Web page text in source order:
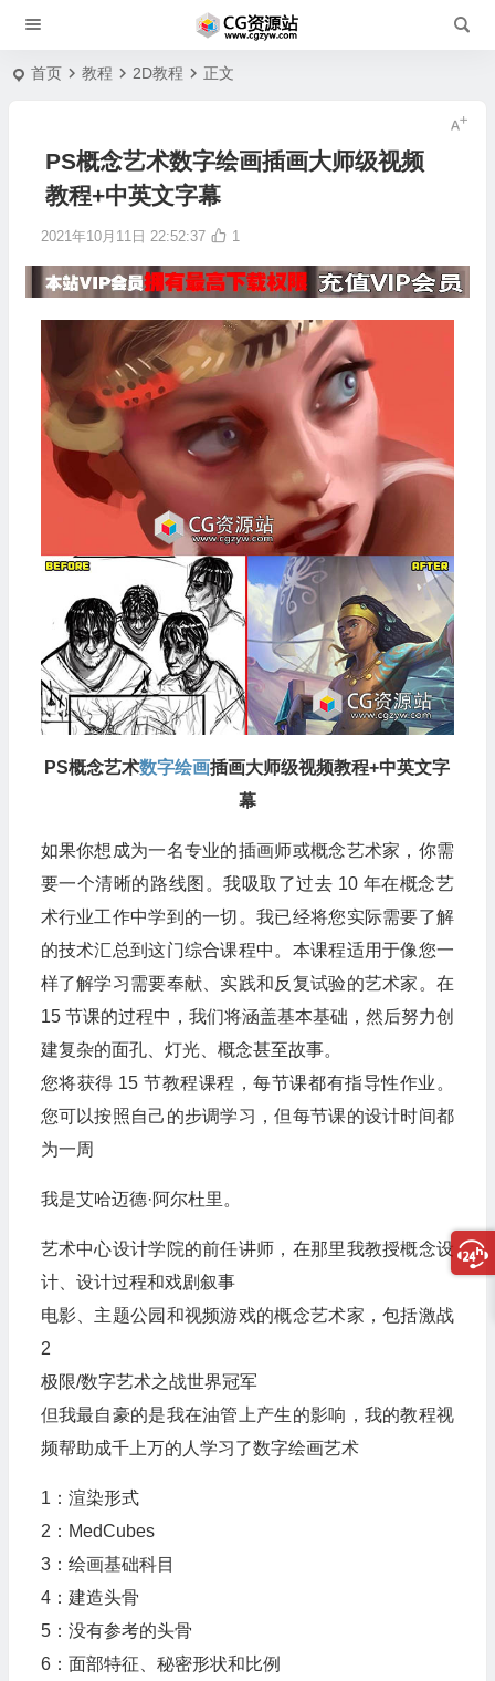
首页 教程 2D教程 正文
PS概念艺术数字绘画插画大师级视频
教程+中英文字幕
2021年10月11日 22:52:37 1
PS概念艺术数字绘画插画大师级视频教程+中英文字
幕
如果你想成为一名专业的插画师或概念艺术家，你需
要一个清晰的路线图。我吸取了过去 10 年在概念艺
术行业工作中学到的一切。我已经将您实际需要了解
的技术汇总到这门综合课程中。本课程适用于像您一
样了解学习需要奉献、实践和反复试验的艺术家。在
15 节课的过程中，我们将涵盖基本基础，然后努力创
建复杂的面孔、灯光、概念甚至故事。
您将获得 15 节教程课程，每节课都有指导性作业。
您可以按照自己的步调学习，但每节课的设计时间都
为一周
我是艾哈迈德·阿尔杜里。
艺术中心设计学院的前任讲师，在那里我教授概念设
计、设计过程和戏剧叙事
电影、主题公园和视频游戏的概念艺术家，包括激战
2
极限/数字艺术之战世界冠军
但我最自豪的是我在油管上产生的影响，我的教程视
频帮助成千上万的人学习了数字绘画艺术
1：渲染形式
2：MedCubes
3：绘画基础科目
4：建造头骨
5：没有参考的头骨
6：面部特征、秘密形状和比例